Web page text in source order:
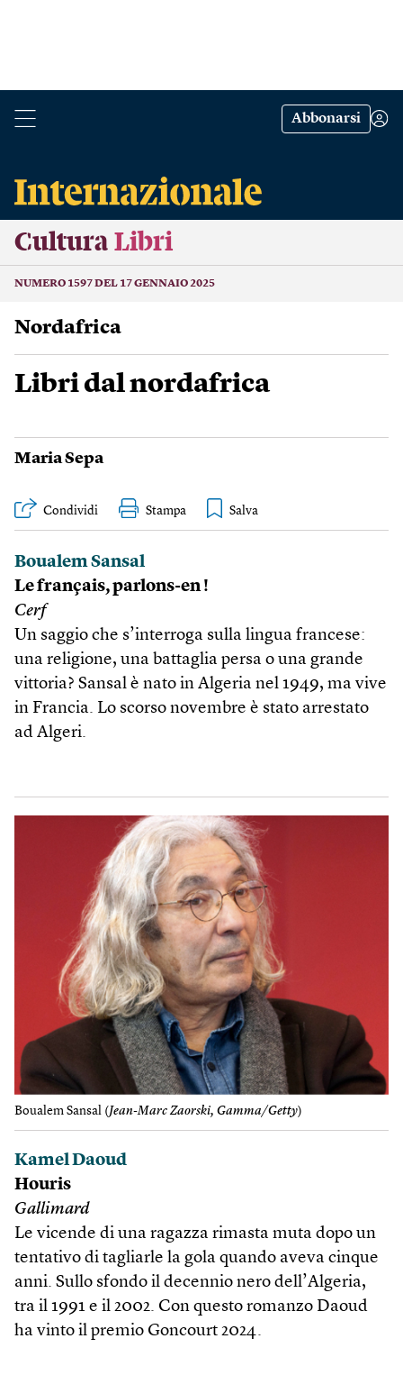
Abbonarsi
Cultura Libri
NUMERO 1597 DEL 17 GENNAIO 2025
Nordafrica
Libri dal nordafrica
Maria Sepa
Condividi Stampa
Boualem Sansal
Le français, parlons-en !
Cerf
Un saggio che s’interroga sulla lingua francese:
una religione, una battaglia persa o una grande
vittoria? Sansal è nato in Algeria nel 1949, ma vive
in Francia. Lo scorso novembre è stato arrestato
ad Algeri.
Boualem Sansal (Jean-Marc Zaorski, Gamma/Getty)
Kamel Daoud
Houris
Gallimard
Le vicende di una ragazza rimasta muta dopo un
tentativo di tagliarle la gola quando aveva cinque
anni. Sullo sfondo il decennio nero dell’Algeria,
tra il 1991 e il 2002. Con questo romanzo Daoud
ha vinto il premio Goncourt 2024.